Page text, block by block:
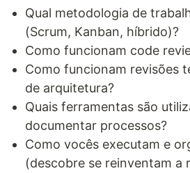
Qual metodologia de
(Scrum, Kanban, híbrido)?
Como funcionam code
Como funcionam revisões
de arquitetura?
Quais ferramentas são
documentar processos?
Como vocês executam e
(descobre se reinventam a